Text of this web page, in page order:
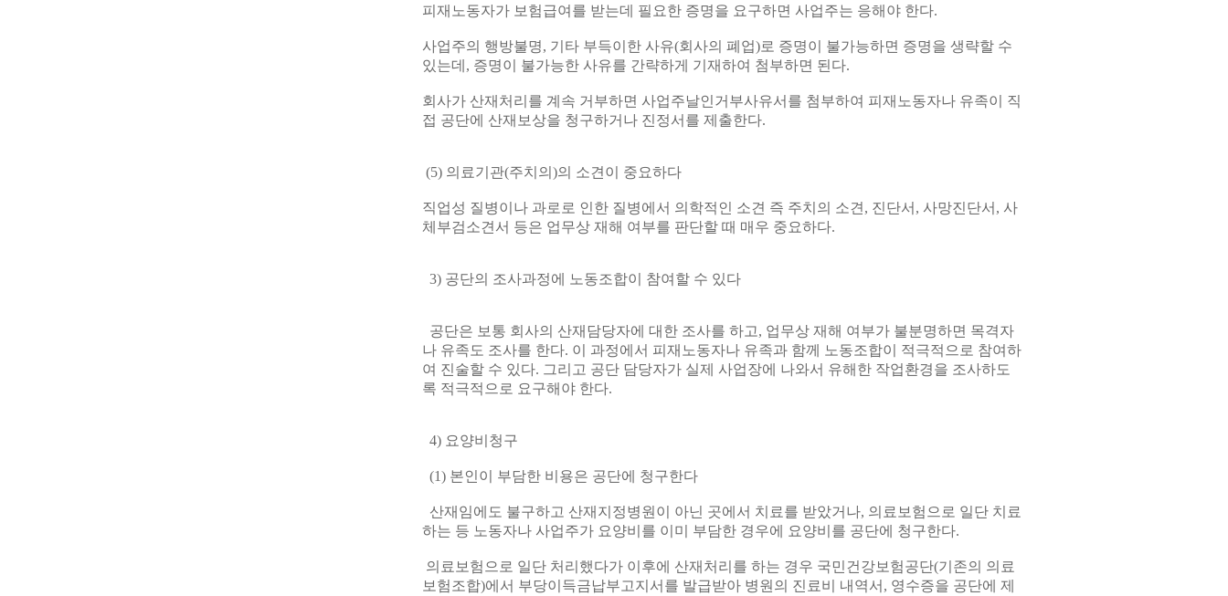
피재노동자가 보험급여를 받는데 필요한 증명을 요구하면 사업주는 응해야 한다.
사업주의 행방불명, 기타 부득이한 사유(회사의 폐업)로 증명이 불가능하면 증명을 생략할 수
있는데, 증명이 불가능한 사유를 간략하게 기재하여 첨부하면 된다.
회사가 산재처리를 계속 거부하면 사업주날인거부사유서를 첨부하여 피재노동자나 유족이 직
접 공단에 산재보상을 청구하거나 진정서를 제출한다.
(5) 의료기관(주치의)의 소견이 중요하다
직업성 질병이나 과로로 인한 질병에서 의학적인 소견 즉 주치의 소견, 진단서, 사망진단서, 사
체부검소견서 등은 업무상 재해 여부를 판단할 때 매우 중요하다.
3) 공단의 조사과정에 노동조합이 참여할 수 있다
공단은 보통 회사의 산재담당자에 대한 조사를 하고, 업무상 재해 여부가 불분명하면 목격자
나 유족도 조사를 한다. 이 과정에서 피재노동자나 유족과 함께 노동조합이 적극적으로 참여하
여 진술할 수 있다. 그리고 공단 담당자가 실제 사업장에 나와서 유해한 작업환경을 조사하도
록 적극적으로 요구해야 한다.
4) 요양비청구
(1) 본인이 부담한 비용은 공단에 청구한다
산재임에도 불구하고 산재지정병원이 아닌 곳에서 치료를 받았거나, 의료보험으로 일단 치료
하는 등 노동자나 사업주가 요양비를 이미 부담한 경우에 요양비를 공단에 청구한다.
의료보험으로 일단 처리했다가 이후에 산재처리를 하는 경우 국민건강보험공단(기존의 의료
보험조합)에서 부당이득금납부고지서를 발급받아 병원의 진료비 내역서, 영수증을 공단에 제